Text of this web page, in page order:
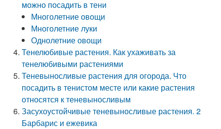
можно посадить в тени
Многолетние овощи
Многолетние луки
Однолетние овощи
Тенелюбивые растения. Как ухаживать за
тенелюбивыми растениями
Теневыносливые растения для огорода. Что
посадить в тенистом месте или какие растения
относятся к теневыносливым
Засухоустойчивые теневыносливые растения. 2
Барбарис и ежевика